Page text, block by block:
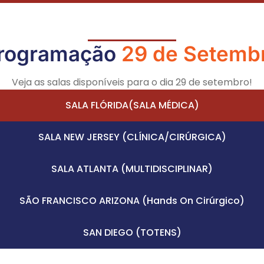
29 de Setemb
29 de Setemb
29 de Setemb
Veja as salas disponíveis para o dia 29 de setembro!
SALA FLÓRIDA(SALA MÉDICA)
SALA NEW JERSEY (CLÍNICA/CIRÚRGICA)
SALA ATLANTA (MULTIDISCIPLINAR)
SÃO FRANCISCO ARIZONA (Hands On Cirúrgico)
SAN DIEGO (TOTENS)